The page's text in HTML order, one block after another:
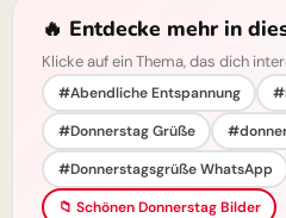
🔥 Entdecke mehr in
Klicke auf ein Thema, das dich
#Abendliche Entspannung
#Donnerstag Grüße
#Donnerstagsgrüße WhatsApp
📁 Schönen Donnerstag Bilder